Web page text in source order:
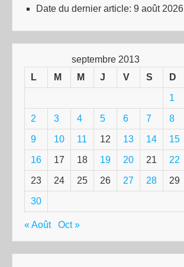
Date du dernier article: 9 août 2026
septembre 2013
L
M M J V S D
1
2 3 4 5 6 7 8
9 10 11 12 13 14 15
16 17 18 19 20 21 22
23 24 25 26 27 28 29
30
« Août Oct »